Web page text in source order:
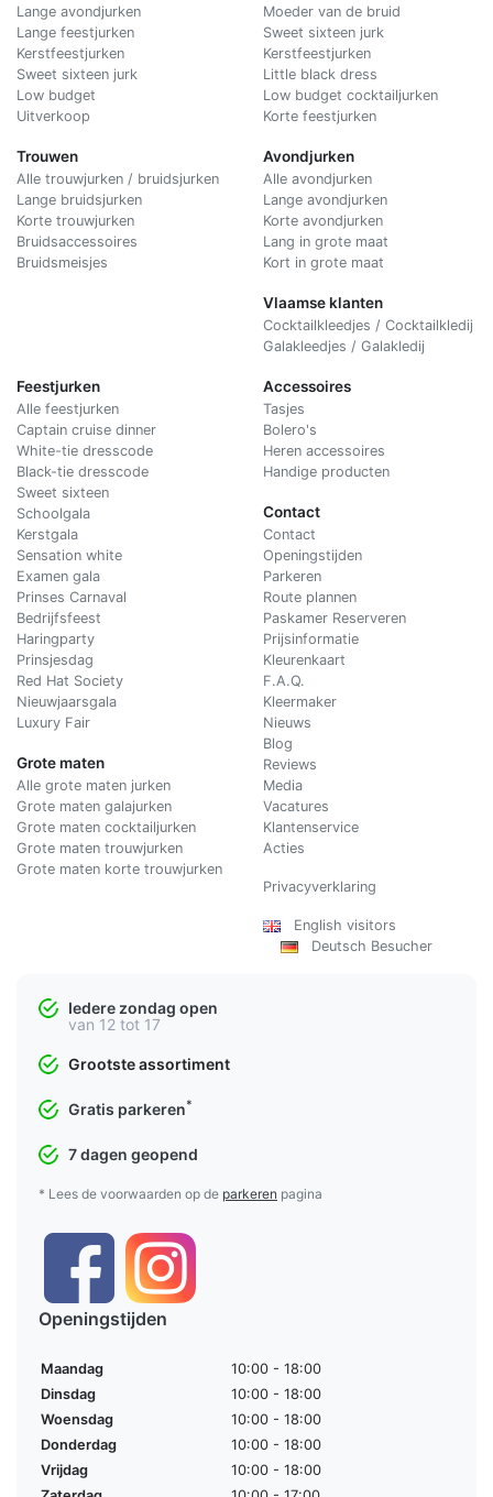
Lange avondjurken
Lange feestjurken
Kerstfeestjurken
Sweet sixteen jurk
Low budget
Uitverkoop
Trouwen
Alle trouwjurken / bruidsjurken
Lange bruidsjurken
Korte trouwjurken
Bruidsaccessoires
Bruidsmeisjes
Moeder van de bruid
Sweet sixteen jurk
Kerstfeestjurken
Little black dress
Low budget cocktailjurken
Korte feestjurken
Avondjurken
Alle avondjurken
Lange avondjurken
Korte avondjurken
Lang in grote maat
Kort in grote maat
Vlaamse klanten
Cocktailkleedjes / Cocktailkledij
Galakleedjes / Galakledij
Feestjurken
Alle feestjurken
Captain cruise dinner
White-tie dresscode
Black-tie dresscode
Sweet sixteen
Schoolgala
Kerstgala
Sensation white
Examen gala
Prinses Carnaval
Bedrijfsfeest
Haringparty
Prinsjesdag
Red Hat Society
Nieuwjaarsgala
Luxury Fair
Grote maten
Alle grote maten jurken
Grote maten galajurken
Grote maten cocktailjurken
Grote maten trouwjurken
Grote maten korte trouwjurken
Accessoires
Tasjes
Bolero's
Heren accessoires
Handige producten
Contact
Contact
Openingstijden
Parkeren
Route plannen
Paskamer Reserveren
Prijsinformatie
Kleurenkaart
F.A.Q.
Kleermaker
Nieuws
Blog
Reviews
Media
Vacatures
Klantenservice
Acties
Privacyverklaring
English visitors
Deutsch Besucher
Iedere zondag open
van 12 tot 17
Grootste assortiment
Gratis parkeren*
7 dagen geopend
* Lees de voorwaarden op de parkeren pagina
Openingstijden
Maandag
10:00 - 18:00
Dinsdag
10:00 - 18:00
Woensdag
10:00 - 18:00
Donderdag
10:00 - 18:00
Vrijdag
10:00 - 18:00